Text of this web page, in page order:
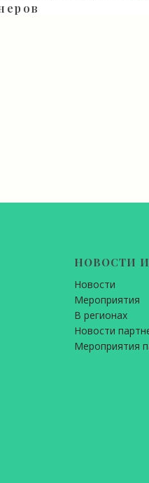
НОВОСТИ
Новости
Мероприятия
В регионах
Новости
Мероприятия